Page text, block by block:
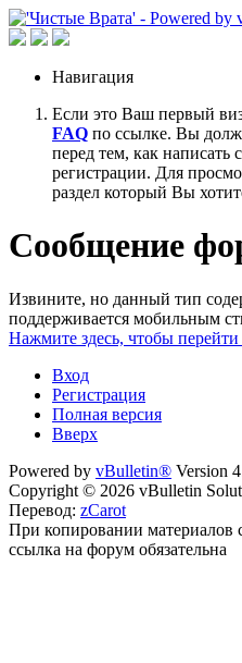
Навигация
Если это Ваш первый
FAQ по ссылке. Вы
перед тем, как
регистрации. Для
раздел который Вы
Сообщение
Извините, но данный тип
поддерживается мобильным
Нажмите здесь, чтобы
Вход
Регистрация
Полная версия
Вверх
Powered by vBulletin® Version
Copyright © 2026 vBulletin
Перевод: zCarot
При копировании материалов
ссылка на форум обязательна